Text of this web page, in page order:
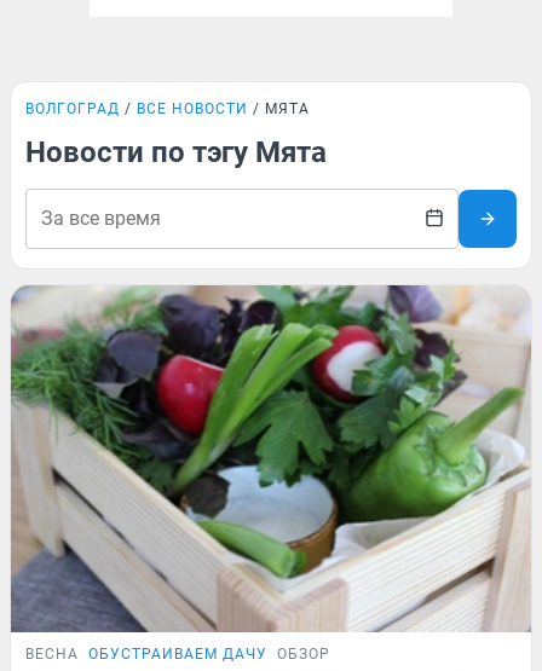
ВОЛГОГРАД ВСЕ НОВОСТИ МЯТА
Новости по тэгу Мята
ВЕСНА ОБУСТРАИВАЕМ ДАЧУ ОБЗОР